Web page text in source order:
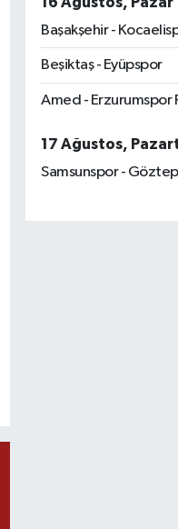
Başakşehir -
Beşiktaş - Eyüpspor
Amed - Erzurumspor
17 Ağustos,
Samsunspor -